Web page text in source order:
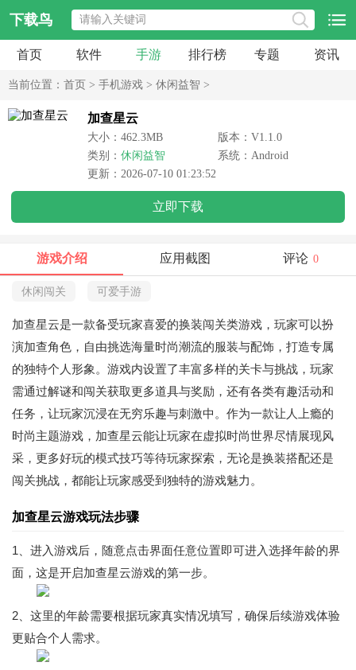
下载鸟
首页 软件 手游 排行榜 专题 资讯
当前位置： 首页 > 手机游戏 > 休闲益智 >
加查星云
大小：462.3MB
版本：V1.1.0
类别： 休闲益智
系统：Android
更新：2026-07-10 01:23:52
立即下载
游戏介绍 应用截图 评论 0
休闲闯关 可爱手游
加查星云是一款备受玩家喜爱的换装闯关类游戏，玩家可以扮
演加查角色，自由挑选海量时尚潮流的服装与配饰，打造专属
的独特个人形象。游戏内设置了丰富多样的关卡与挑战，玩家
需通过解谜和闯关获取更多道具与奖励，还有各类有趣活动和
任务，让玩家沉浸在无穷乐趣与刺激中。作为一款让人上瘾的
时尚主题游戏，加查星云能让玩家在虚拟时尚世界尽情展现风
采，更多好玩的模式技巧等待玩家探索，无论是换装搭配还是
闯关挑战，都能让玩家感受到独特的游戏魅力。
加查星云游戏玩法步骤
1、进入游戏后，随意点击界面任意位置即可进入选择年龄的界
面，这是开启加查星云游戏的第一步。
2、这里的年龄需要根据玩家真实情况填写，确保后续游戏体验
更贴合个人需求。